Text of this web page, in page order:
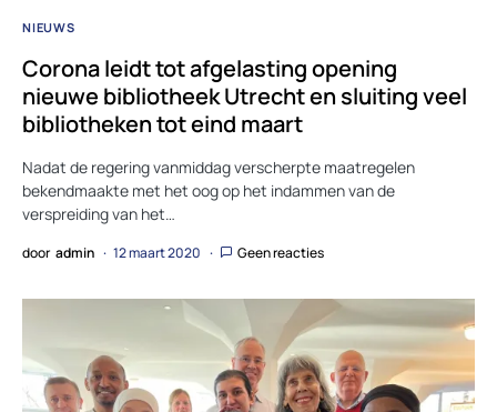
NIEUWS
Corona leidt tot afgelasting opening
nieuwe bibliotheek Utrecht en sluiting veel
bibliotheken tot eind maart
Nadat de regering vanmiddag verscherpte maatregelen
bekendmaakte met het oog op het indammen van de
verspreiding van het…
door admin 12 maart 2020 Geen reacties